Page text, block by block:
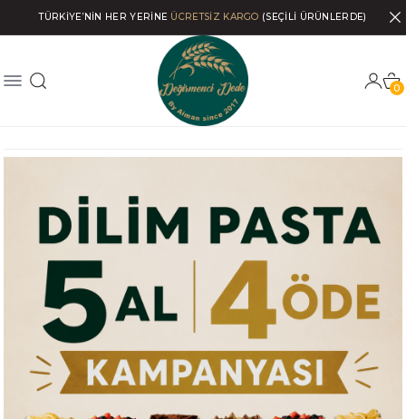
TÜRKİYE’NİN HER YERİNE ÜCRETSİZ KARGO (SEÇİLİ ÜRÜNLERDE)
0